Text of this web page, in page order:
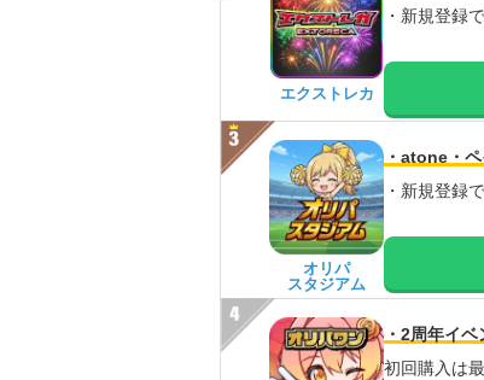
エクストレカ
・新規登録
オリパ
スタジアム
・atone・
・新規登録
・2周年イベ
初回購入は